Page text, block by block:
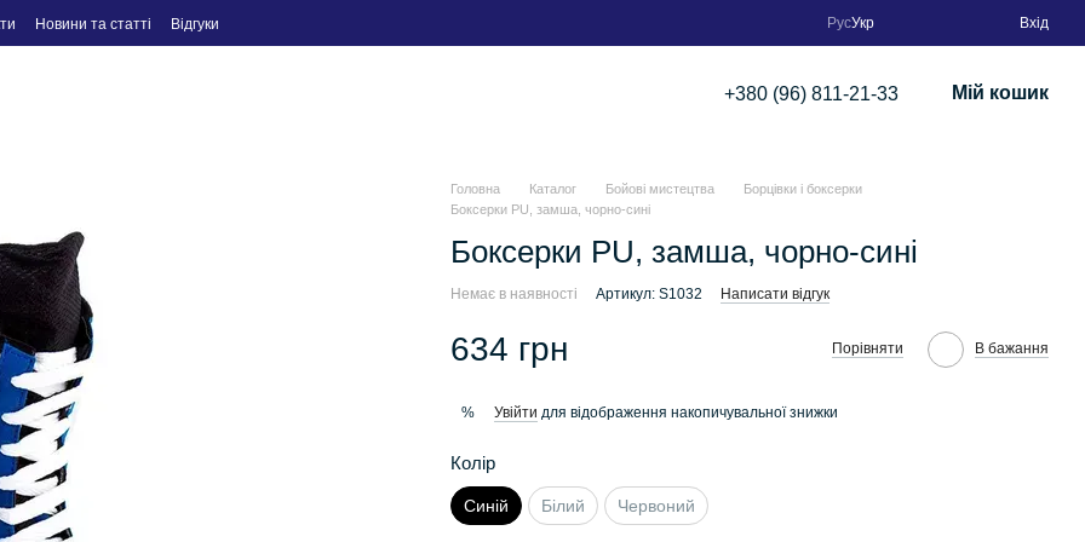
Новини та статті Відгуки РусУкр Вхід
+380 (96) 811-21-33 Мій кошик
Головна Каталог Бойові мистецтва
Борцівки і боксерки
Боксерки PU, замша, чорно-сині
Боксерки PU, замша, чорно-сині
Немає в наявності Артикул: S1032 Написати відгук
634 грн Порівняти В бажання
% Увійти для відображення накопичувальної знижки
Колір
Синій Білий Червоний